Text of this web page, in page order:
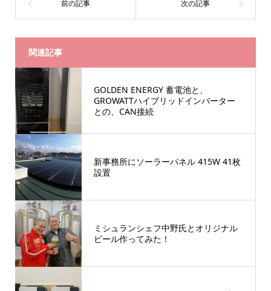
関連記事
GOLDEN ENERGY 蓄電池と、
GROWATTハイブリッドインバーター
との、CAN接続
新事務所にソーラーパネル 415W 41枚
設置
ミシュランシェフ中野氏とオリジナル
ビール作ってみた！